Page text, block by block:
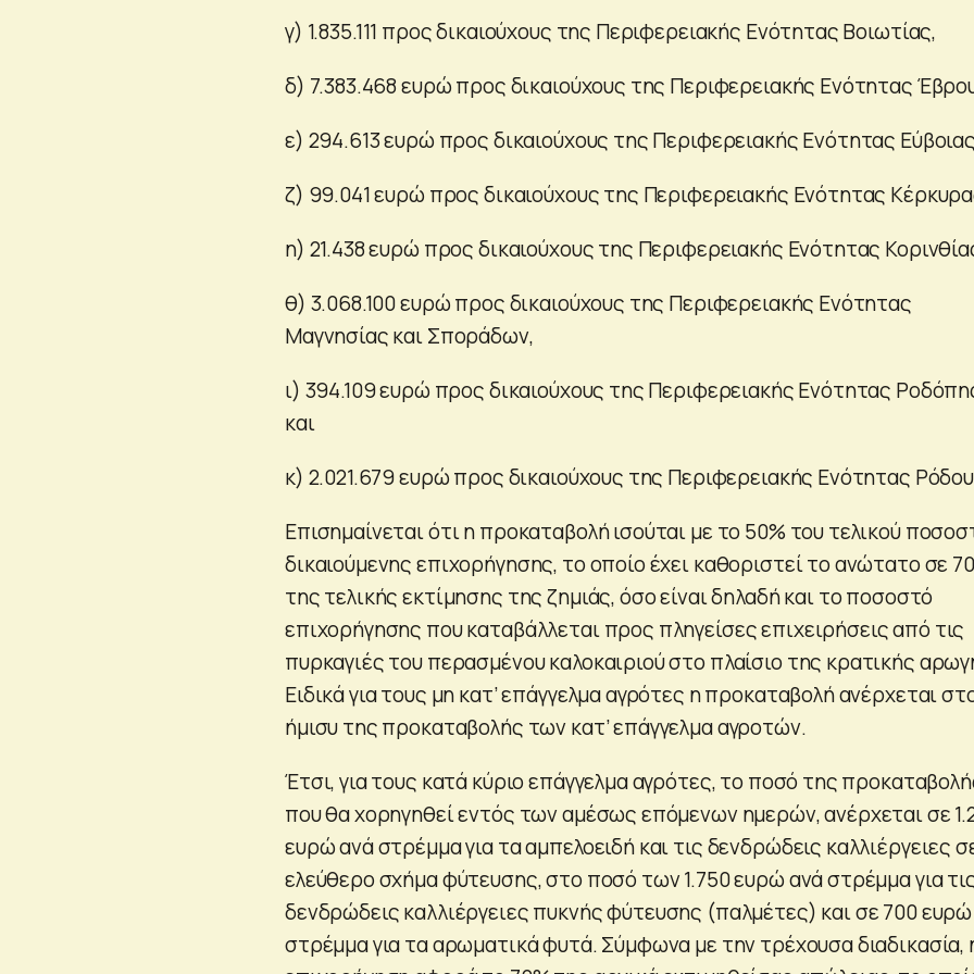
γ) 1.835.111 προς δικαιούχους της Περιφερειακής Ενότητας Βοιωτίας,
δ) 7.383.468 ευρώ προς δικαιούχους της Περιφερειακής Ενότητας
ε) 294.613 ευρώ προς δικαιούχους της Περιφερειακής Ενότητας
ζ) 99.041 ευρώ προς δικαιούχους της Περιφερειακής Ενότητας
η) 21.438 ευρώ προς δικαιούχους της Περιφερειακής Ενότητας
θ) 3.068.100 ευρώ προς δικαιούχους της Περιφερειακής Ενότητας
Μαγνησίας και Σποράδων,
ι) 394.109 ευρώ προς δικαιούχους της Περιφερειακής Ενότητας
και
κ) 2.021.679 ευρώ προς δικαιούχους της Περιφερειακής Ενότητας
Επισημαίνεται ότι η προκαταβολή ισούται με το 50% του τελικού
δικαιούμενης επιχορήγησης, το οποίο έχει καθοριστεί το ανώτατο σε
της τελικής εκτίμησης της ζημιάς, όσο είναι δηλαδή και το ποσοστό
επιχορήγησης που καταβάλλεται προς πληγείσες επιχειρήσεις από τις
πυρκαγιές του περασμένου καλοκαιριού στο πλαίσιο της κρατικής
Ειδικά για τους μη κατ’ επάγγελμα αγρότες η προκαταβολή ανέρχεται
ήμισυ της προκαταβολής των κατ’ επάγγελμα αγροτών.
Έτσι, για τους κατά κύριο επάγγελμα αγρότες, το ποσό της
που θα χορηγηθεί εντός των αμέσως επόμενων ημερών, ανέρχεται σε
ευρώ ανά στρέμμα για τα αμπελοειδή και τις δενδρώδεις καλλιέργειες
ελεύθερο σχήμα φύτευσης, στο ποσό των 1.750 ευρώ ανά στρέμμα για
δενδρώδεις καλλιέργειες πυκνής φύτευσης (παλμέτες) και σε 700
στρέμμα για τα αρωματικά φυτά. Σύμφωνα με την τρέχουσα διαδικασία,